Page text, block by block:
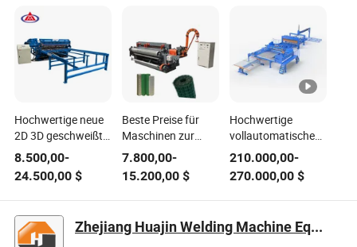
Hochwertige neue
2D 3D geschweißte
Zaunmaschine
Drahtgewebe
Schweißkernkomponenten
Motor PLC Getriebe
Herstellung
Einzelhandel Bau
8.500,00-
24.500,00 $
Beste Preise für
Maschinen zur
Herstellung von
Edelstahl-
Elektroden-
Schweißdrahtgewebe
7.800,00-
15.200,00$
Hochwertige
vollautomatische
3D Zaunpaneel-
210.000,00-
270.000,00$
Zhejiang Huajin Welding Machine Equipment Co., Ltd.